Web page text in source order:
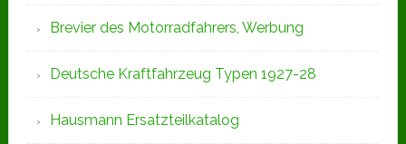
Brevier des Motorradfahrers, Werbung
Deutsche Kraftfahrzeug Typen 1927-28
Hausmann Ersatzteilkatalog